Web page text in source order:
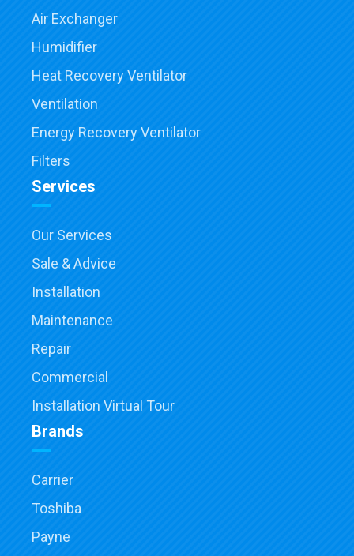
Air Exchanger
Humidifier
Heat Recovery Ventilator
Ventilation
Energy Recovery Ventilator
Filters
Services
Our Services
Sale & Advice
Installation
Maintenance
Repair
Commercial
Installation Virtual Tour
Brands
Carrier
Toshiba
Payne